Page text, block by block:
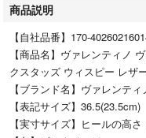
商品説明
【自社品番】170-
【商品名】ヴァレンティノ
クスタッズ ウィスピー レザ
【ブランド名】ヴァレンテ
【表記サイズ】36.5(23.5cm)
【実寸サイズ】ヒールの高